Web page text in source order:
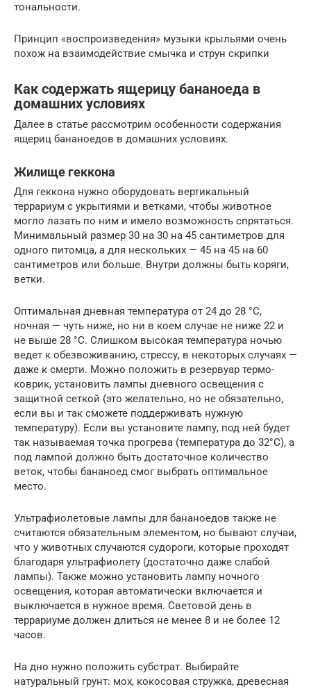
тональности.
Принцип «воспроизведения» музыки крыльями очень
похож на взаимодействие смычка и струн скрипки
Как содержать ящерицу бананоеда в
домашних условиях
Далее в статье рассмотрим особенности содержания
ящериц бананоедов в домашних условиях.
Жилище геккона
Для геккона нужно оборудовать вертикальный
террариум с укрытиями и ветками, чтобы животное
могло лазать по ним и имело возможность спрятаться.
Минимальный размер 30 на 30 на 45 сантиметров для
одного питомца, а для нескольких — 45 на 45 на 60
сантиметров или больше. Внутри должны быть коряги,
ветки.
Оптимальная дневная температура от 24 до 28 °C,
ночная — чуть ниже, но ни в коем случае не ниже 22 и
не выше 28 °C. Слишком высокая температура ночью
ведет к обезвоживанию, стрессу, в некоторых случаях —
даже к смерти. Можно положить в резервуар термо-
коврик, установить лампы дневного освещения с
защитной сеткой (это желательно, но не обязательно,
если вы и так сможете поддерживать нужную
температуру). Если вы установите лампу, под ней будет
так называемая точка прогрева (температура до 32°C), а
под лампой должно быть достаточное количество
веток, чтобы бананоед смог выбрать оптимальное
место.
Ультрафиолетовые лампы для бананоедов также не
считаются обязательным элементом, но бывают случаи,
что у животных случаются судороги, которые проходят
благодаря ультрафиолету (достаточно даже слабой
лампы). Также можно установить лампу ночного
освещения, которая автоматически включается и
выключается в нужное время. Световой день в
террариуме должен длиться не менее 8 и не более 12
часов.
На дно нужно положить субстрат. Выбирайте
натуральный грунт: мох, кокосовая стружка, древесная